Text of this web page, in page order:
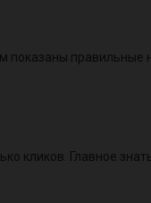
показаны правильные
кликов. Главное